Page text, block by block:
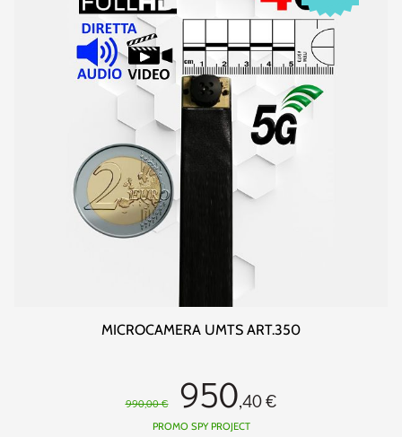
MICROCAMERA UMTS ART.350
990,00 € 950,40 €
PROMO SPY PROJECT